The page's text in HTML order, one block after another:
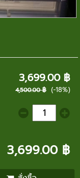
3,699.00 ฿
4,500.00 ฿ (-18%)
3,699.00 ฿